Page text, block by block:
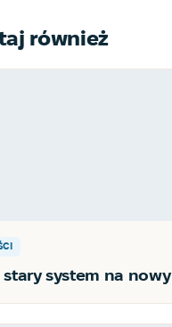
również
stary system na nowy